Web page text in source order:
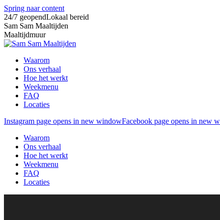
Spring naar content
24/7 geopendLokaal bereid
Sam Sam Maaltijden
Maaltijdmuur
Waarom
Ons verhaal
Hoe het werkt
Weekmenu
FAQ
Locaties
Instagram page opens in new windowFacebook page opens in new
Waarom
Ons verhaal
Hoe het werkt
Weekmenu
FAQ
Locaties